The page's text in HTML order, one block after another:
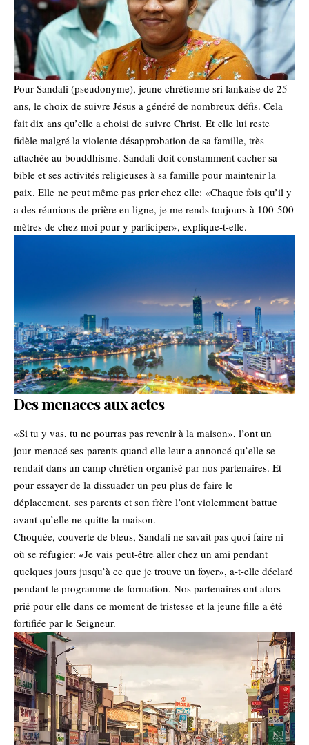
Pour Sandali (pseudonyme), jeune chrétienne sri lankaise de 25
ans, le choix de suivre Jésus a généré de nombreux défis. Cela
fait dix ans qu’elle a choisi de suivre Christ. Et elle lui reste
fidèle malgré la violente désapprobation de sa famille, très
attachée au bouddhisme. Sandali doit constamment cacher sa
bible et ses activités religieuses à sa famille pour maintenir la
paix. Elle ne peut même pas prier chez elle: «Chaque fois qu’il y
a des réunions de prière en ligne, je me rends toujours à 100-500
mètres de chez moi pour y participer», explique-t-elle.
Des menaces aux actes
«Si tu y vas, tu ne pourras pas revenir à la maison», l’ont un
jour menacé ses parents quand elle leur a annoncé qu’elle se
rendait dans un camp chrétien organisé par nos partenaires. Et
pour essayer de la dissuader un peu plus de faire le
déplacement, ses parents et son frère l’ont violemment battue
avant qu’elle ne quitte la maison.
Choquée, couverte de bleus, Sandali ne savait pas quoi faire ni
où se réfugier: «Je vais peut-être aller chez un ami pendant
quelques jours jusqu’à ce que je trouve un foyer», a-t-elle déclaré
pendant le programme de formation. Nos partenaires ont alors
prié pour elle dans ce moment de tristesse et la jeune fille a été
fortifiée par le Seigneur.